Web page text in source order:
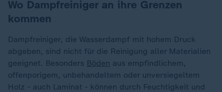
Wo Dampfreiniger an ihre Grenzen
kommen
Dampfreiniger, die Wasserdampf mit hohem Druck
abgeben, sind nicht für die Reinigung aller Materialien
geeignet. Besonders Böden aus empfindlichem,
offenporigem, unbehandeltem oder unversiegeltem
Holz - auch Laminat - können durch Feuchtigkeit und